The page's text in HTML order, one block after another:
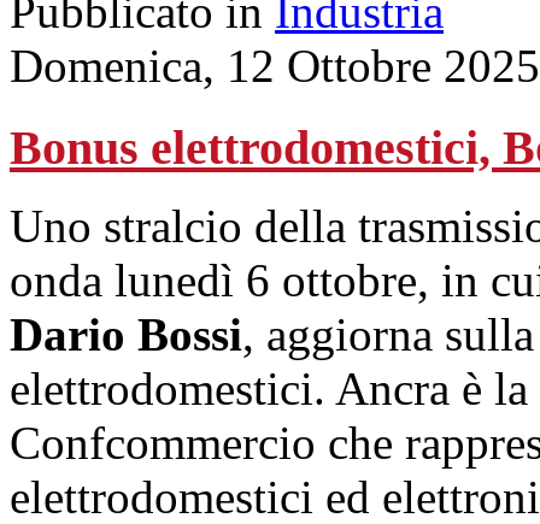
Pubblicato in Industria
Domenica, 12 Ottobre
Bonus elettrodomestici,
Uno stralcio della
onda lunedì 6 ottobre, in
Dario Bossi, aggiorna
elettrodomestici. Ancra è
Confcommercio che
elettrodomestici ed